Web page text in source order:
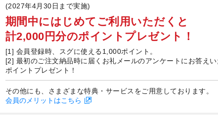
(2027年4月30日まで実施)
期間中にはじめてご利用いただくと
計2,000円分のポイントプレゼント！
[1] 会員登録時、スグに使える1,000ポイント。
[2] 最初のご注文納品時に届くお礼メールのアンケートにお答え
ポイントプレゼント！
その他にも、さまざまな特典・サービスをご用意しております。
会員のメリットはこちら